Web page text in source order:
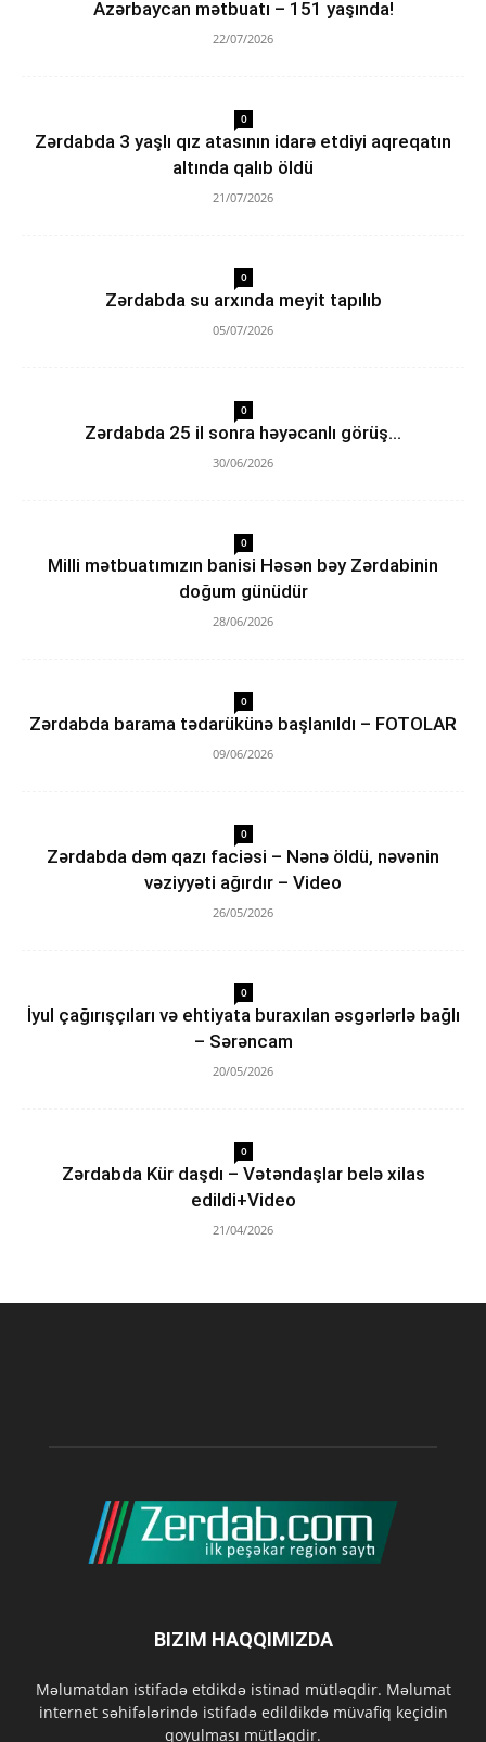
Azərbaycan mətbuatı – 151 yaşında!
22/07/2026
0
Zərdabda 3 yaşlı qız atasının idarə etdiyi aqreqatın
altında qalıb öldü
21/07/2026
0
Zərdabda su arxında meyit tapılıb
05/07/2026
0
Zərdabda 25 il sonra həyəcanlı görüş…
30/06/2026
0
Milli mətbuatımızın banisi Həsən bəy Zərdabinin
doğum günüdür
28/06/2026
0
Zərdabda barama tədarükünə başlanıldı – FOTOLAR
09/06/2026
0
Zərdabda dəm qazı faciəsi – Nənə öldü, nəvənin
vəziyyəti ağırdır – Video
26/05/2026
0
İyul çağırışçıları və ehtiyata buraxılan əsgərlərlə bağlı
– Sərəncam
20/05/2026
0
Zərdabda Kür daşdı – Vətəndaşlar belə xilas
edildi+Video
21/04/2026
BIZIM HAQQIMIZDA
Məlumatdan istifadə etdikdə istinad mütləqdir. Məlumat
internet səhifələrində istifadə edildikdə müvafiq keçidin
qoyulması mütləqdir.